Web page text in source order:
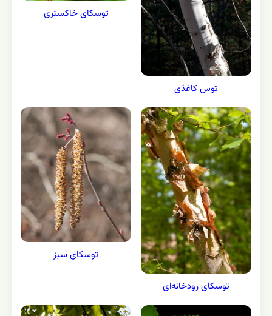
توس کاغذی
توسکای خاکستری
توسکای رودخانه‌ای
توسکای سبز